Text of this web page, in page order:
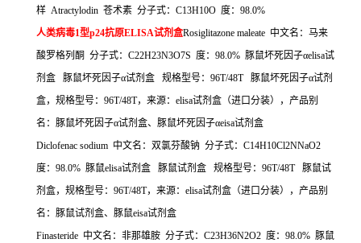
样 Atractylodin 苍术素 分子式： C13H10O 度： 98.0%
人类病毒1型p24抗原ELISA试剂盒Rosiglitazone maleate 中文名：马来
酸罗格列酮 分子式： C22H23N3O7S 度： 98.0% 豚鼠坏死因子αelisa试
剂盒
豚鼠坏死因子α试剂盒 规格型号： 96T/48T 豚鼠坏死因子α试剂
盒，规格型号： 96T/48T，来源： elisa试剂盒（进口分装），产品别
名：豚鼠坏死因子α试剂盒、豚鼠坏死因子αeisa试剂盒
Diclofenac sodium 中文名：双氯芬酸钠 分子式： C14H10Cl2NNaO2
度： 98.0% 豚鼠elisa试剂盒 豚鼠试剂盒 规格型号： 96T/48T 豚鼠试
剂盒，规格型号： 96T/48T，来源： elisa试剂盒（进口分装），产品别
名：豚鼠试剂盒、豚鼠eisa试剂盒
Finasteride 中文名：非那雄胺 分子式： C23H36N2O2 度： 98.0% 豚鼠